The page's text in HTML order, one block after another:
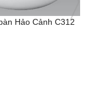
Hảo Cảnh C312